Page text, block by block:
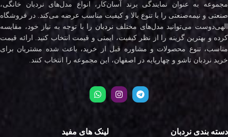
مجموعه به عنوان نمایندگی برند آسان‌کار، انواع مدل‌های نردبان خانگی،
صنعتی و نیمه‌صنعتی را با تنوع بالا و کیفیت مناسب عرضه می‌کند. در فروشگاه
الهی‌دوست می‌توانید مدل‌های مختلف نردبان را با توجه به نیاز خود، مقایسه
کرده و بهترین گزینه را از نظر کیفیت، ایمنی و قیمت انتخاب کنید. ارائه قیمت
مناسب، تنوع محصولات و مشاوره قبل از خرید، باعث شده مشتریان برای
خرید نردبان تاشو و چهارپایه در اصفهان، این مجموعه را انتخاب کنند.
دسته بندی نردبان لینک های مفید